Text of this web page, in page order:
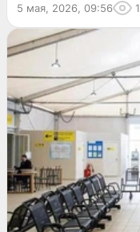
5 мая, 2026, 09:56